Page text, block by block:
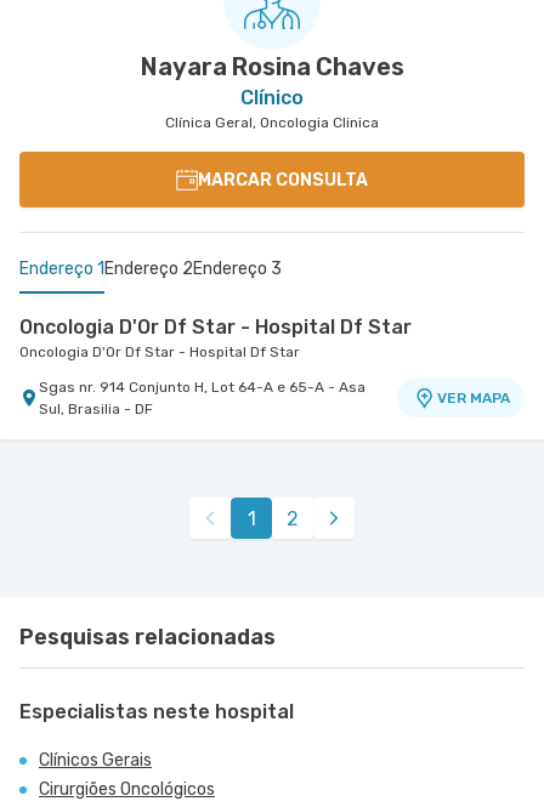
Nayara Rosina Chaves
Clínico
Clínica Geral, Oncologia Clinica
MARCAR CONSULTA
Endereço 1 Endereço 2Endereço 3
Oncologia D'Or Df Star - Hospital Df Star
Oncologia D'Or Df Star - Hospital Df Star
Sgas nr. 914 Conjunto H, Lot 64-A e 65-A - Asa
Sul, Brasilia - DF
VER MAPA
Centro Médico Df Star
Sgas nr. 914 - Asa Sul, Brasilia - DF
Oncologia D'Or Df Star - Centro Médico
Sgas nr. 914 Atendimento Na Oncologia D'Or Df
Star - Asa Sul, Brasilia - DF
1 2
Pesquisas relacionadas
Especialistas neste hospital
Clínicos Gerais
Cirurgiões Oncológicos